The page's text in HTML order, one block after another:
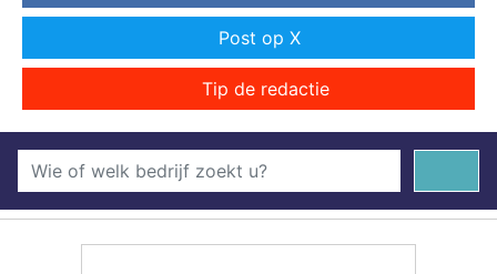
Post op X
Tip de redactie